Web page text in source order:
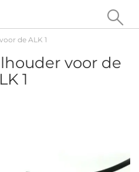
de ALK 1
voor de
1